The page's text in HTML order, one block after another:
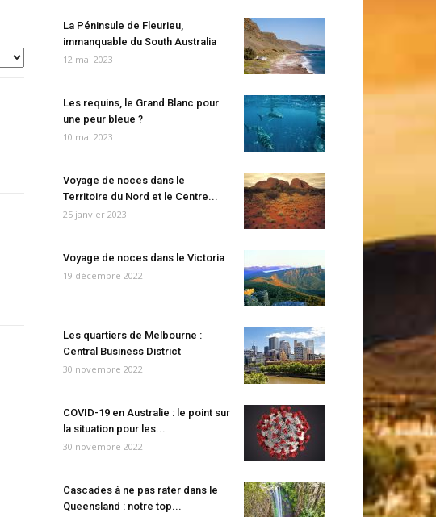
La Péninsule de Fleurieu,
immanquable du South Australia
12 mai 2023
Les requins, le Grand Blanc pour
une peur bleue ?
10 mai 2023
Voyage de noces dans le
Territoire du Nord et le Centre...
25 janvier 2023
Voyage de noces dans le Victoria
19 décembre 2022
Les quartiers de Melbourne :
Central Business District
30 novembre 2022
COVID-19 en Australie : le point sur
la situation pour les...
30 novembre 2022
Cascades à ne pas rater dans le
Queensland : notre top...